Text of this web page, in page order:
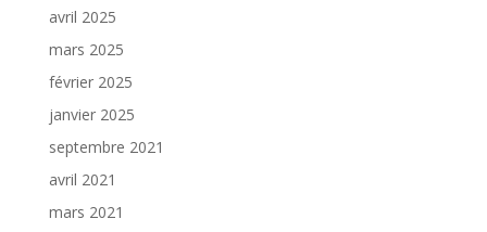
avril 2025
mars 2025
février 2025
janvier 2025
septembre 2021
avril 2021
mars 2021